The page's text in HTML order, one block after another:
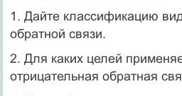
1. Дайте классификацию
обратной связи.
2. Для каких целей
отрицательная обратная